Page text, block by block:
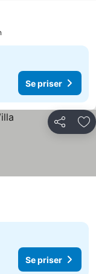
Se priser
Del
Se priser